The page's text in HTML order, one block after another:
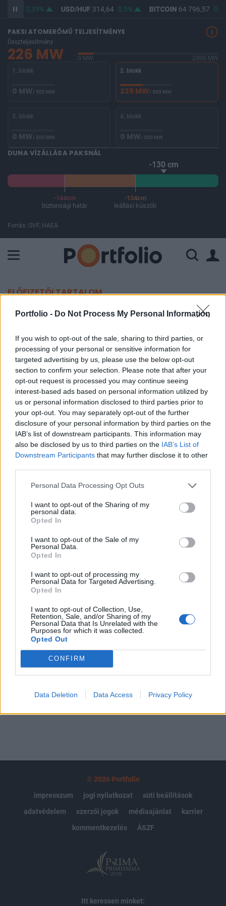
Portfolio - Do Not Process My Personal Information
If you wish to opt-out of the sale, sharing to third parties, or
processing of your personal or sensitive information for
targeted advertising by us, please use the below opt-out
section to confirm your selection. Please note that after your
opt-out request is processed you may continue seeing
interest-based ads based on personal information utilized by
us or personal information disclosed to third parties prior to
your opt-out. You may separately opt-out of the further
disclosure of your personal information by third parties on the
IAB’s list of downstream participants. This information may
also be disclosed by us to third parties on the IAB’s List of
Downstream Participants that may further disclose it to other
Personal Data Processing Opt Outs
I want to opt-out of the Sharing of my
personal data.
Opted In
I want to opt-out of the Sale of my
Personal Data.
Opted In
I want to opt-out of processing my
Personal Data for Targeted Advertising.
Opted In
I want to opt-out of Collection, Use,
Retention, Sale, and/or Sharing of my
Personal Data that Is Unrelated with the
Purposes for which it was collected.
Opted Out
CONFIRM
Data Deletion Data Access Privacy Policy
0,39% USD/HUF314,64 0,5% BITCOIN64 796,57 0,3%
PAKSI ATOMERŐMŰ TELJESÍTMÉNYE
Összteljesítmény
226 MW 0 MW
2000 MW
1. blokk
0 MW/ 500 MW
2. blokk
226 MW/ 500 MW
3. blokk
0 MW/ 500 MW
4. blokk
0 MW/ 500 MW
DUNA VÍZÁLLÁSA PAKSNÁL
-130 cm
-144cm
biztonsági határ
-134cm
leállási küszöb
Forrás: OVF, HAEA
ELŐFIZETŐI TARTALOM
Belehúzott a forint, távolodik a
340-től
Portfolio
2020. február 27. 19:16
Az utóbbi napok gyengülése után történelmi
mélypontja közelében kezdte a csütörtöki
kereskedést a forint, dáltuán azonban sikerült 339
alatt maradnia az euróval szemben.
2020. február 27. 19:16 Megosztás Alig változott a forint
árfolyama délután Este is 339-es szint alatt maradt az
euró/forint árfolyam, vagyis a nemzetközi piacok komoly
fizetőeszközre. Ez a szint erősebb...
KEDVES OLVASÓNK!
A keresett cikk a portfolio.hu hírarchívumához
regisztrációhoz kötött.
Portfolio.hu teljes cikkarchívum
Kötéslisták: BÉT elmúlt 2 év napon belüli
kötéslistái
MÁR ELŐFIZETŐNK VAGY?BEJELENTKEZÉS
© 2026 Portfolio
impresszum
jogi nyilatkozat
süti beállítások
adatvédelem
szerzői jogok médiaajánlat
karrier
kommentkezelés
ÁSZF
Itt keressen minket: